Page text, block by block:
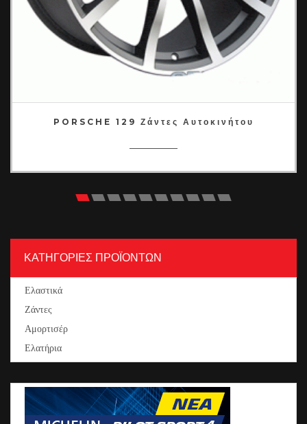
PORSCHE 129 Ζάντες Αυτοκινήτου
ΚΑΤΗΓΟΡΙΕΣ ΠΡΟΪΟΝΤΩΝ
Ελαστικά
Ζάντες
Αμορτισέρ
Ελατήρια